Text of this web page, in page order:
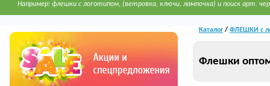
Например: флешки с логотипом, (ветровка, ключи, лампочка) и поиск арт.
Каталог/ ФЛЕШКИ с
Флешки